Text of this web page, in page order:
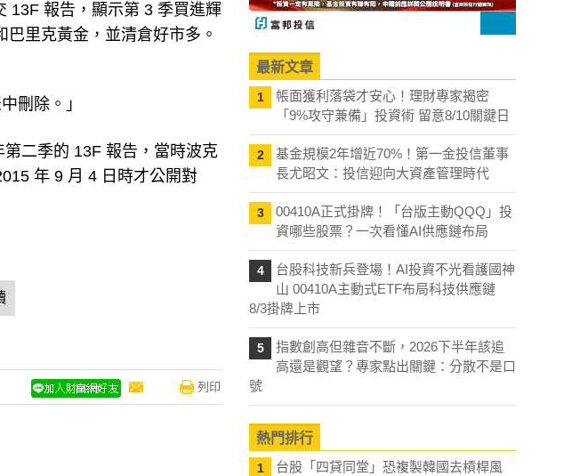
13F 報告，顯示第 3 季買進輝
里克黃金，並清倉好市多。
刪除。」
二季的 13F 報告，當時波克
年 9 月 4 日時才公開對
列印
最新文章
1
帳面獲利落袋才安心！理財專家揭密
「9%攻守兼備」投資術 留意8/10關鍵日
2
基金規模2年增近70%！第一金投信董事
長尤昭文：投信迎向大資產管理時代
3
00410A正式掛牌！「台版主動QQQ」投
資哪些股票？一次看懂AI供應鏈布局
4
台股科技新兵登場！AI投資不光看護國神
山 00410A主動式ETF布局科技供應鏈
8/3掛牌上市
5
指數創高但雜音不斷，2026下半年該追
高還是觀望？專家點出關鍵：分散不是口
號
熱門排行
1
台股「四貸同堂」恐複製韓國去槓桿風